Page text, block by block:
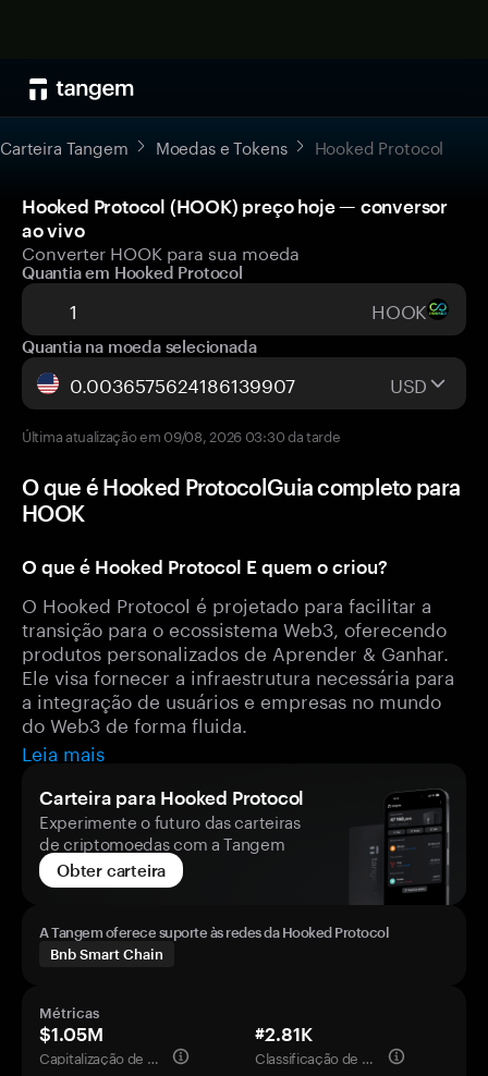
Carteira Tangem Moedas e Tokens Hooked Protocol
Hooked Protocol (HOOK) preço hoje — conversor
ao vivo
Converter HOOK para sua moeda
Quantia em Hooked Protocol
HOOK
Quantia na moeda selecionada
USD
Última atualização em 09/08, 2026 03:30 da tarde
O que é Hooked ProtocolGuia completo para
HOOK
O que é Hooked Protocol E quem o criou?
O Hooked Protocol é projetado para facilitar a
transição para o ecossistema Web3, oferecendo
produtos personalizados de Aprender & Ganhar.
Ele visa fornecer a infraestrutura necessária para
a integração de usuários e empresas no mundo
do Web3 de forma fluida.
Leia mais
Carteira para Hooked Protocol
Experimente o futuro das carteiras
de criptomoedas com a Tangem
Obter carteira
A Tangem oferece suporte às redes da Hooked Protocol
Bnb Smart Chain
Métricas
$1.05M
Capitalização de mercado
#2.81K
Classificação de mercado